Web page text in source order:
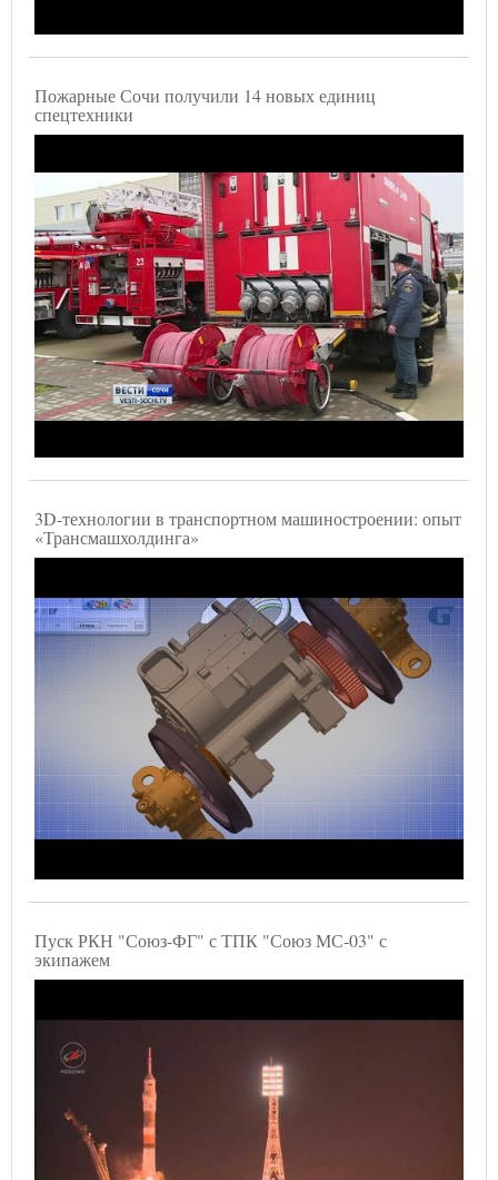
Пожарные Сочи получили 14 новых единиц
спецтехники
3D-технологии в транспортном машиностроении: опыт
«Трансмашхолдинга»
Пуск РКН "Союз-ФГ" с ТПК "Союз МС-03" с
экипажем